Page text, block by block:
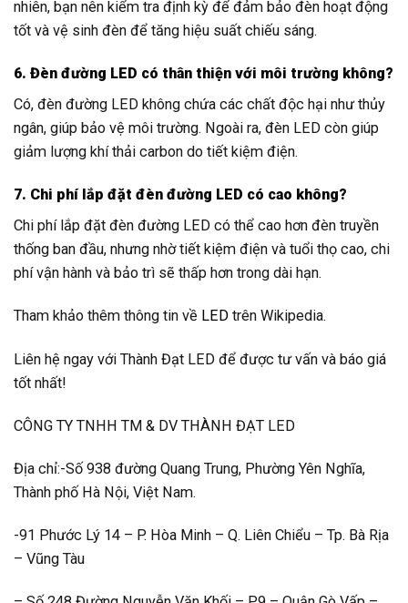
nhiên, bạn nên kiểm tra định kỳ để đảm bảo đèn hoạt động
tốt và vệ sinh đèn để tăng hiệu suất chiếu sáng.
6. Đèn đường LED có thân thiện với môi trường không?
Có, đèn đường LED không chứa các chất độc hại như thủy
ngân, giúp bảo vệ môi trường. Ngoài ra, đèn LED còn giúp
giảm lượng khí thải carbon do tiết kiệm điện.
7. Chi phí lắp đặt đèn đường LED có cao không?
Chi phí lắp đặt đèn đường LED có thể cao hơn đèn truyền
thống ban đầu, nhưng nhờ tiết kiệm điện và tuổi thọ cao, chi
phí vận hành và bảo trì sẽ thấp hơn trong dài hạn.
Tham khảo thêm thông tin về LED trên Wikipedia.
Liên hệ ngay với Thành Đạt LED để được tư vấn và báo giá
tốt nhất!
CÔNG TY TNHH TM & DV THÀNH ĐẠT LED
Địa chỉ:-Số 938 đường Quang Trung, Phường Yên Nghĩa,
Thành phố Hà Nội, Việt Nam.
-91 Phước Lý 14 – P. Hòa Minh – Q. Liên Chiểu – Tp. Bà Rịa
– Vũng Tàu